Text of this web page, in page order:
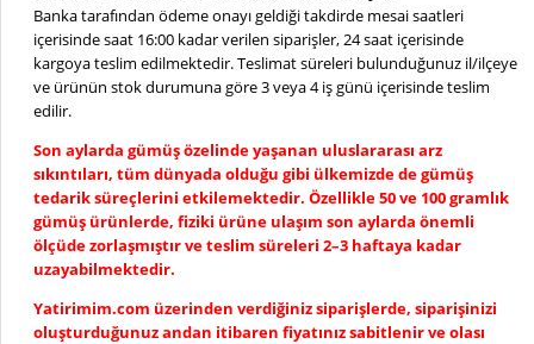
Banka tarafından ödeme onayı geldiği takdirde mesai saatleri
içerisinde saat 16:00 kadar verilen siparişler, 24 saat içerisinde
kargoya teslim edilmektedir. Teslimat süreleri bulunduğunuz il/ilçeye
ve ürünün stok durumuna göre 3 veya 4 iş günü içerisinde teslim
edilir.
Son aylarda gümüş özelinde yaşanan uluslararası arz
sıkıntıları, tüm dünyada olduğu gibi ülkemizde de gümüş
tedarik süreçlerini etkilemektedir. Özellikle 50 ve 100 gramlık
gümüş ürünlerde, fiziki ürüne ulaşım son aylarda önemli
ölçüde zorlaşmıştır ve teslim süreleri 2–3 haftaya kadar
uzayabilmektedir.
Yatirimim.com üzerinden verdiğiniz siparişlerde, siparişinizi
oluşturduğunuz andan itibaren fiyatınız sabitlenir ve olası